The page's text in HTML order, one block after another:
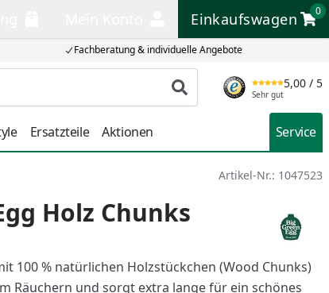
Fachberatung & individuelle Angebote
Einkaufswagen
0
Einkaufswagen
Produkt suchen
5,00 / 5
Sehr gut
Ersatzteile Aktionen Service
Artikel-Nr.: 1047523
Holz Chunks
100 % natürlichen Holzstückchen (Wood Chunks)
Räuchern und sorgt extra lange für ein schönes